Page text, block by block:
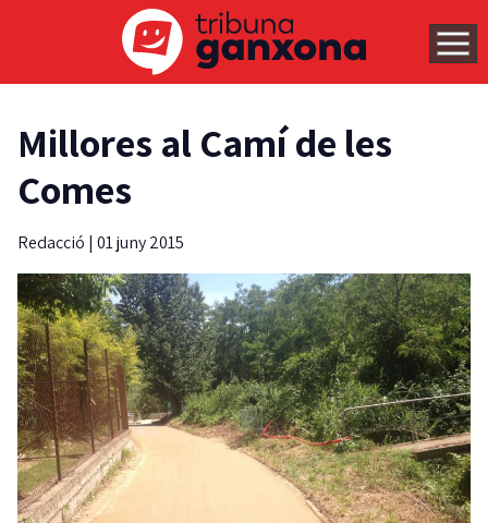
Millores al Camí de les
Comes
Redacció | 01 juny 2015